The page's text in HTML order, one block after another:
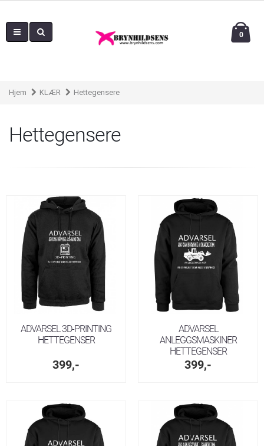
0
Hjem KLÆR Hettegensere
Hettegensere
ADVARSEL 3D-PRINTING
HETTEGENSER
399,-
ADVARSEL
ANLEGGSMASKINER
HETTEGENSER
399,-